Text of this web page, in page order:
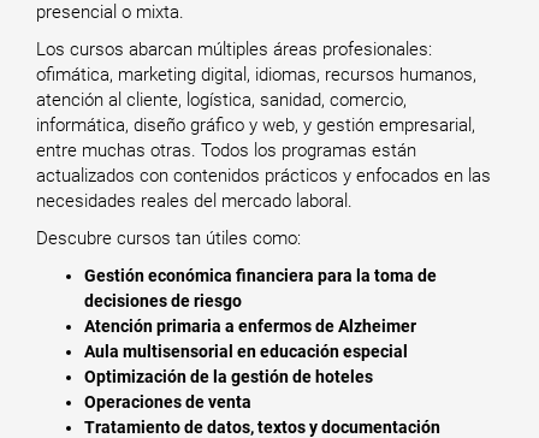
presencial o mixta.
Los cursos abarcan múltiples áreas profesionales:
ofimática, marketing digital, idiomas, recursos humanos,
atención al cliente, logística, sanidad, comercio,
informática, diseño gráfico y web, y gestión empresarial,
entre muchas otras. Todos los programas están
actualizados con contenidos prácticos y enfocados en las
necesidades reales del mercado laboral.
Descubre cursos tan útiles como:
Gestión económica financiera para la toma de
decisiones de riesgo
Atención primaria a enfermos de Alzheimer
Aula multisensorial en educación especial
Optimización de la gestión de hoteles
Operaciones de venta
Tratamiento de datos, textos y documentación